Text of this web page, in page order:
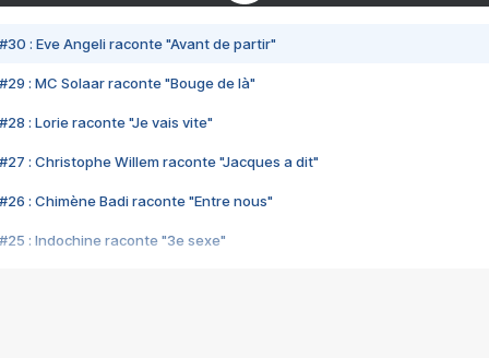
#30 : Eve Angeli raconte "Avant de partir"
#29 : MC Solaar raconte "Bouge de là"
#28 : Lorie raconte "Je vais vite"
#27 : Christophe Willem raconte "Jacques a dit"
#26 : Chimène Badi raconte "Entre nous"
#25 : Indochine raconte "3e sexe"